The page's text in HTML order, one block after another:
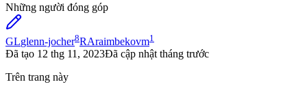
Những người đóng góp
GLglenn-jocher8RAraimbekovm1
Đã tạo 12 thg 11, 2023Đã cập nhật tháng trước
Trên trang này